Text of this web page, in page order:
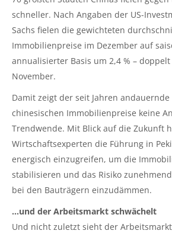
schneller. Nach Angaben der US-
Sachs fielen die gewichteten
Immobilienpreise im Dezember auf
annualisierter Basis um 2,4 % –
November.
Damit zeigt der seit Jahren andauernde
chinesischen Immobilienpreise keine
Trendwende. Mit Blick auf die Zukunft
Wirtschaftsexperten die Führung in
energisch einzugreifen, um die
stabilisieren und das Risiko
bei den Bauträgern einzudämmen.
…und der Arbeitsmarkt schwächelt
Und nicht zuletzt sieht der